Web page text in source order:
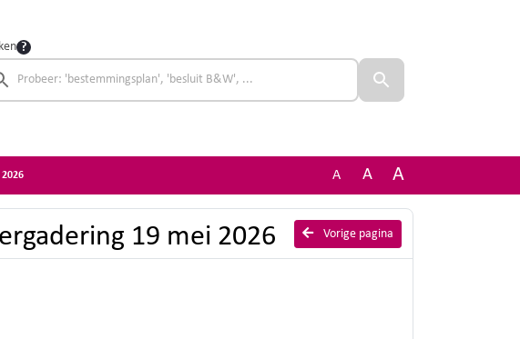
A A A
Vorige pagina
19 mei 2026